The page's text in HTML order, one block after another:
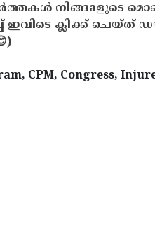
നിങ്ങaളുടെ
ക്ലിക്ക് ചെയ്ത്
CPM, Congress,